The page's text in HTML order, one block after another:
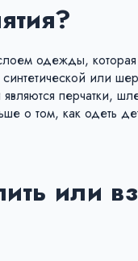
одежды,
или
перчатки,
о том, как одеть
или